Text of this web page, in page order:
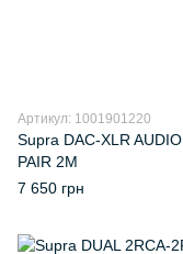
Артикул: 1001901220
Supra DAC-XLR
PAIR 2M
7 650 грн